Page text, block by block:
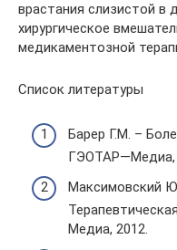
врастания слизистой в
хирургическое
медикаментозной
Список литературы
Барер Г.М. –
ГЭОТАР—Медиа,
Максимовский
Медиа, 2012.